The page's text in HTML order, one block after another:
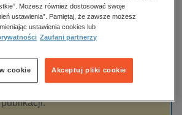
aranżacja wnętrz
gospodarka
rozrywka
Filtrowanie
Możesz również dostosować swoje
ustawienia”. Pamiętaj, że zawsze możesz
ustawienia cookies lub
Zaufani partnerzy
Akceptuj pliki cookie
cookie